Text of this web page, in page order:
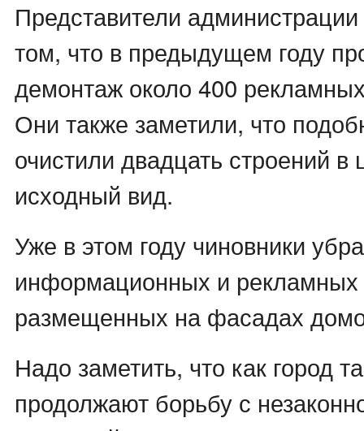
Представители
том, что в предыдущем году
демонтаж около 400
Они также заметили, что
очистили двадцать строений
исходный вид.
Уже в этом году чиновники
информационных и рекламных
размещенных на фасадах
Надо заметить, что как город
продолжают борьбу с